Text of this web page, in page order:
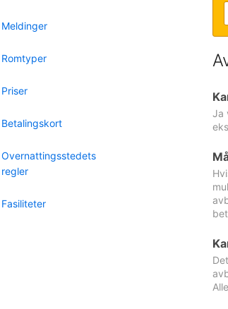
Meldinger
Romtyper
Priser
Betalingskort
Overnattingsstedets
regler
Fasiliteter
Ja